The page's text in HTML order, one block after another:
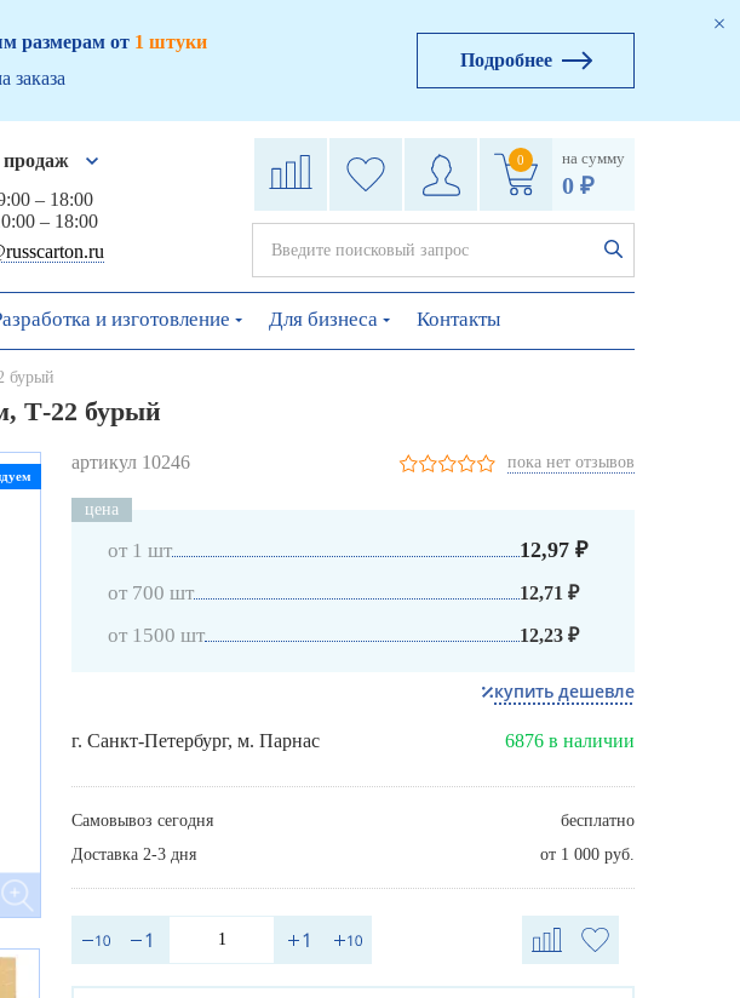
размерам от 1 штуки
заказа
Подробнее
– 18:00
– 18:00
0 на сумму
0 ₽
и изготовление Для бизнеса Контакты
бурый
Т-22 бурый
артикул 10246 пока нет отзывов
цена
от 1 шт 12,97 ₽
от 700 шт 12,71 ₽
от 1500 шт 12,23 ₽
купить дешевле
г. Санкт-Петербург, м. Парнас 6876 в наличии
Самовывоз сегодня
бесплатно
Доставка 2-3 дня
от 1 000 руб.